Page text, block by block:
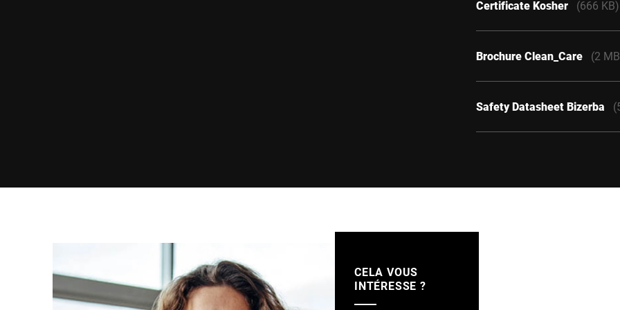
Certificate Kosher (666 KB)
Brochure Clean_Care (2
Safety Datasheet Bizerba
CELA VOUS
INTÉRESSE ?